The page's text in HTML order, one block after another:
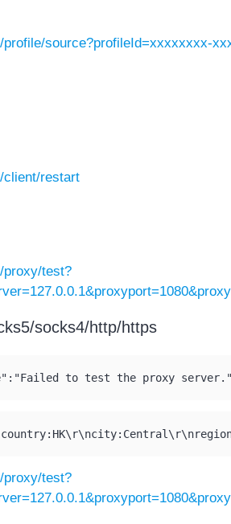
profile/source?profileId=xxxxxxxx-
client/restart
proxy/test?
socks4/http/https
to test the proxy
proxy/test?